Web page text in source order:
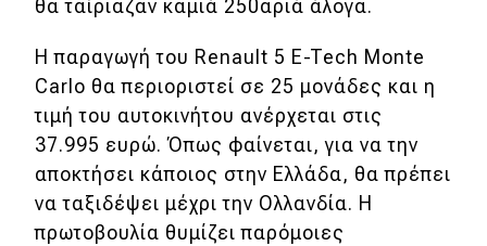
θα ταίριαζαν καμιά 250αριά άλογα.
Η παραγωγή του Renault 5 E-Tech Monte
Carlo θα περιοριστεί σε 25 μονάδες και η
τιμή του αυτοκινήτου ανέρχεται στις
37.995 ευρώ. Όπως φαίνεται, για να την
αποκτήσει κάποιος στην Ελλάδα, θα πρέπει
να ταξιδέψει μέχρι την Ολλανδία. Η
πρωτοβουλία θυμίζει παρόμοιες